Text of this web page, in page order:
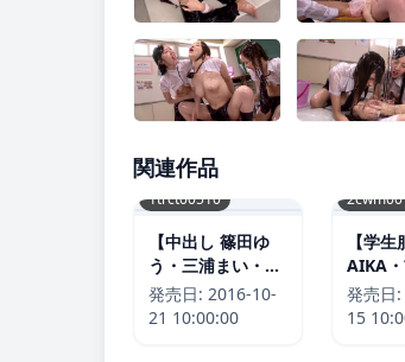
関連作品
1trct00510
【中出し 篠田ゆ
う・三浦まい・飯
田せいこ】【スマ
ホ推奨】エレベー
発売日: 2016-10-
21 10:00:00
【学
AIKA
希】舐
服ビッ
発売日:
15